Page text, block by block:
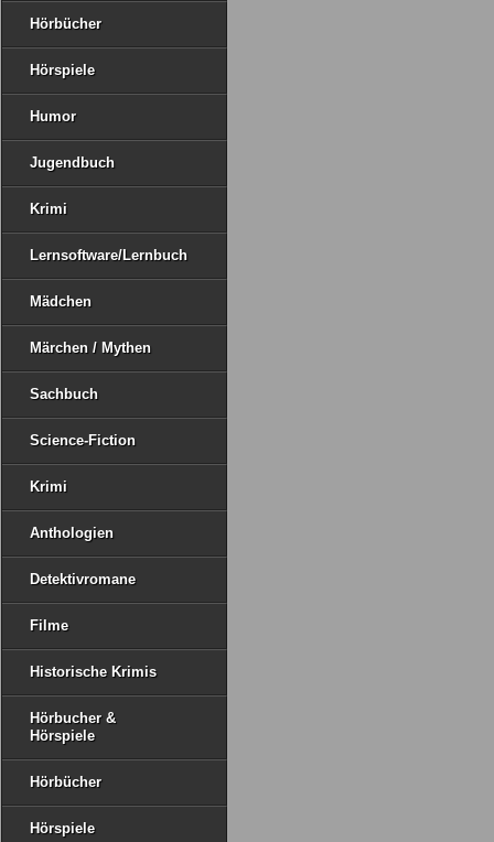
Hörbücher
Hörspiele
Humor
Jugendbuch
Krimi
Lernsoftware/Lernbuch
Mädchen
Märchen / Mythen
Sachbuch
Science-Fiction
Krimi
Anthologien
Detektivromane
Filme
Historische Krimis
Hörbucher &
Hörspiele
Hörbücher
Hörspiele